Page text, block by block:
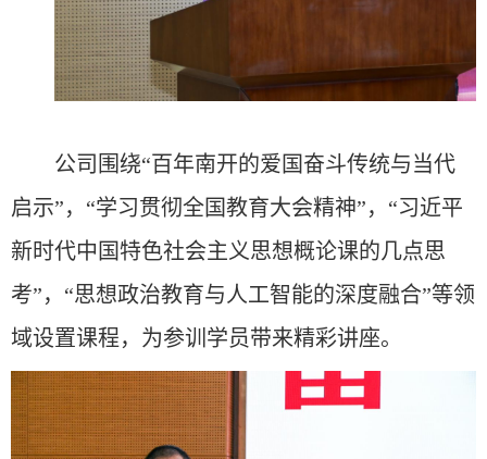
公司围绕“百年南开的爱国奋斗传统与当代
启示”，“学习贯彻全国教育大会精神”，“习近平
新时代中国特色社会主义思想概论课的几点思
考”，“思想政治教育与人工智能的深度融合”等领
域设置课程，为参训学员带来精彩讲座。